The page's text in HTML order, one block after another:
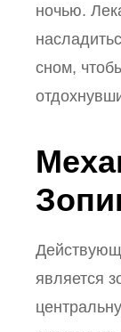
ночью.
сном,
является